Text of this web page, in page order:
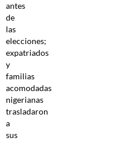
antes
de
las
elecciones;
expatriados
y
familias
acomodadas
nigerianas
trasladaron
a
sus